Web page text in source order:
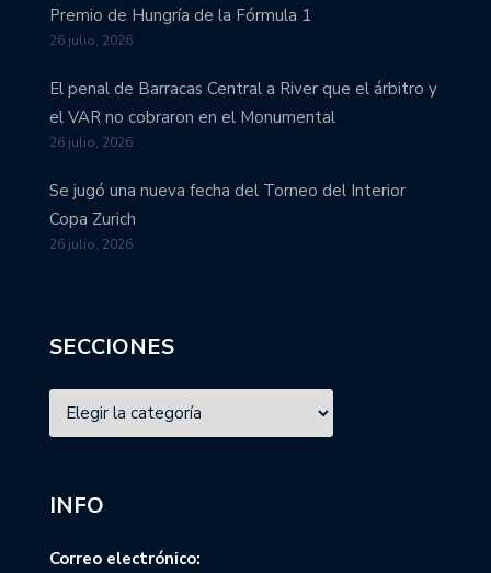
Premio de Hungría de la Fórmula 1
26 julio, 2026
El penal de Barracas Central a River que el árbitro y
el VAR no cobraron en el Monumental
26 julio, 2026
Se jugó una nueva fecha del Torneo del Interior
Copa Zurich
26 julio, 2026
SECCIONES
INFO
Correo electrónico: